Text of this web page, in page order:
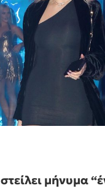
στείλει μήνυμα